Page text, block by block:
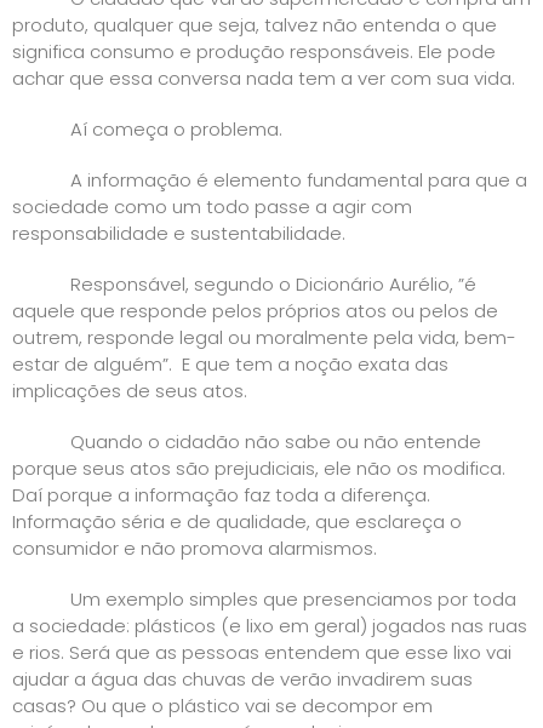
produto, qualquer que seja, talvez não entenda o que
significa consumo e produção responsáveis. Ele pode
achar que essa conversa nada tem a ver com sua vida.
Aí começa o problema.
A informação é elemento fundamental para que a
sociedade como um todo passe a agir com
responsabilidade e sustentabilidade.
Responsável, segundo o Dicionário Aurélio, ”é
aquele que responde pelos próprios atos ou pelos de
outrem, responde legal ou moralmente pela vida, bem-
estar de alguém”. E que tem a noção exata das
implicações de seus atos.
Quando o cidadão não sabe ou não entende
porque seus atos são prejudiciais, ele não os modifica.
Daí porque a informação faz toda a diferença.
Informação séria e de qualidade, que esclareça o
consumidor e não promova alarmismos.
Um exemplo simples que presenciamos por toda
a sociedade: plásticos (e lixo em geral) jogados nas ruas
e rios. Será que as pessoas entendem que esse lixo vai
ajudar a água das chuvas de verão invadirem suas
casas? Ou que o plástico vai se decompor em